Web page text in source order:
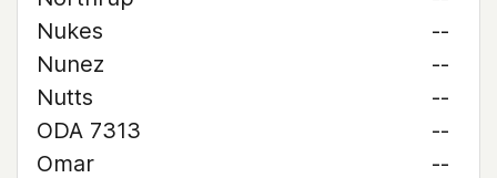
Nukes
--
Nunez
--
Nutts
--
ODA 7313
--
Omar
--